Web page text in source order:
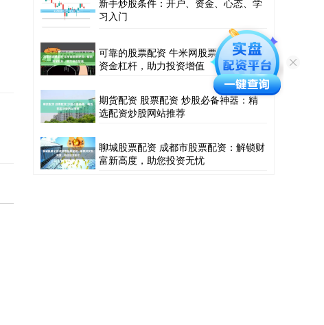
新手炒股条件：开户、资金、心态、学
习入门
可靠的股票配资 牛米网股票配资：解锁
资金杠杆，助力投资增值
期货配资 股票配资 炒股必备神器：精
选配资炒股网站推荐
聊城股票配资 成都市股票配资：解锁财
富新高度，助您投资无忧